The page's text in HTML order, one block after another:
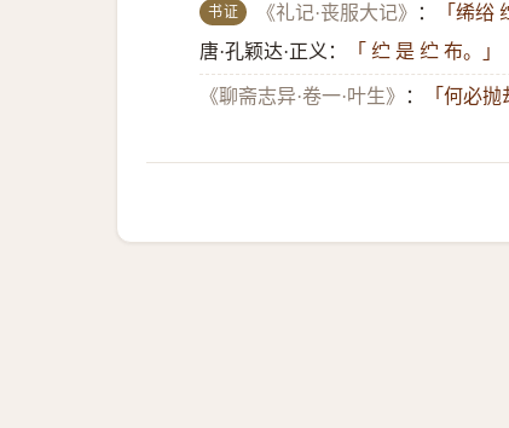
书证 《礼记·丧服大记》 ：
「𫄨绤
唐·孔颖达·正义：
「 纻 是 纻 布。」
《聊斋志异·卷一·叶生》 ： 「何必